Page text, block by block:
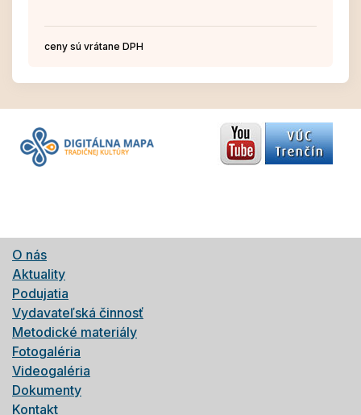
ceny sú vrátane DPH
O nás
Aktuality
Podujatia
Vydavateľská činnosť
Metodické materiály
Fotogaléria
Videogaléria
Dokumenty
Kontakt